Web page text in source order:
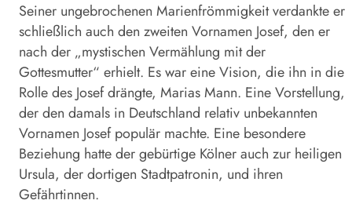
Seiner ungebrochenen Marienfrömmigkeit verdankte er
schließlich auch den zweiten Vornamen Josef, den er
nach der „mystischen Vermählung mit der
Gottesmutter“ erhielt. Es war eine Vision, die ihn in die
Rolle des Josef drängte, ­Marias Mann. Eine Vorstellung,
der den damals in Deutschland relativ unbekannten
Vornamen Josef populär machte. Eine besondere
Beziehung hatte der gebürtige Kölner auch zur heiligen
Ursula, der dortigen Stadtpatronin, und ihren
Gefährtinnen.